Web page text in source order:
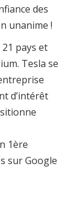
des
unanime !
pays et
Tesla se
d’intérêt
1ère
sur Google